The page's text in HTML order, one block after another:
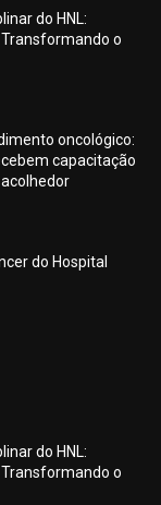
do HNL:
o
oncológico:
capacitação
do Hospital
do HNL:
o